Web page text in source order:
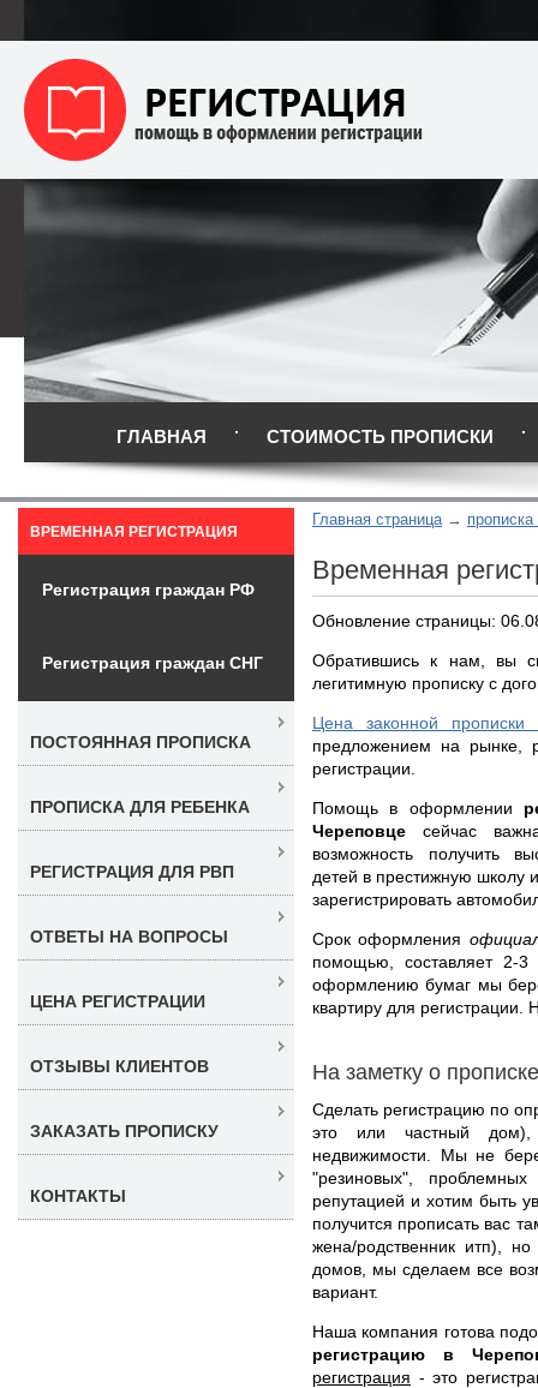
ГЛАВНАЯ СТОИМОСТЬ ПРОПИСКИ
Главная страница
Временная
Обновление страницы:
Обратившись к нам, вы
легитимную прописку с
Цена законной прописки
предложением на рынке,
регистрации.
Помощь в оформлении
Череповце сейчас
возможность получить
детей в престижную школу
зарегистрировать
Срок оформления
помощью, составляет 2-
оформлению бумаг мы
квартиру для регистрации.
На заметку о прописке
Сделать регистрацию по
это или частный дом),
недвижимости. Мы не
"резиновых",
репутацией и хотим быть
получится прописать вас
жена/родственник итп),
домов, мы сделаем все
вариант.
Наша компания готова
регистрацию в
регистрация - это
ВРЕМЕННАЯ РЕГИСТРАЦИЯ
Регистрация граждан РФ
Регистрация граждан СНГ
ПОСТОЯННАЯ ПРОПИСКА
ПРОПИСКА ДЛЯ РЕБЕНКА
РЕГИСТРАЦИЯ ДЛЯ РВП
ОТВЕТЫ НА ВОПРОСЫ
ЦЕНА РЕГИСТРАЦИИ
ОТЗЫВЫ КЛИЕНТОВ
ЗАКАЗАТЬ ПРОПИСКУ
КОНТАКТЫ